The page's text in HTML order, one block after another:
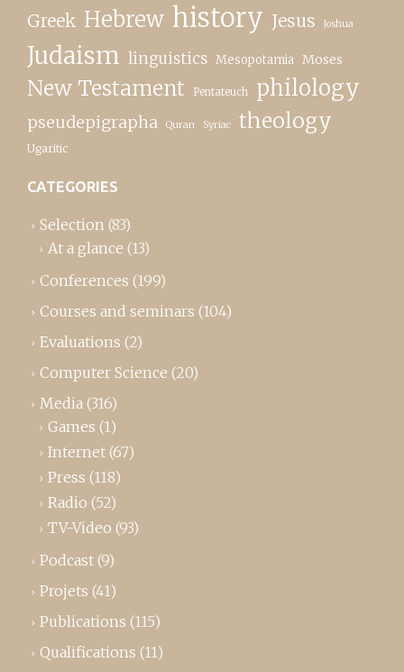
Greek Hebrew history Jesus Joshua
Judaism linguistics Mesopotamia Moses
New Testament Pentateuch philology
pseudepigrapha Quran Syriac theology
Ugaritic
CATEGORIES
Selection (83)
At a glance (13)
Conferences (199)
Courses and seminars (104)
Evaluations (2)
Computer Science (20)
Media (316)
Games (1)
Internet (67)
Press (118)
Radio (52)
TV-Video (93)
Podcast (9)
Projets (41)
Publications (115)
Qualifications (11)